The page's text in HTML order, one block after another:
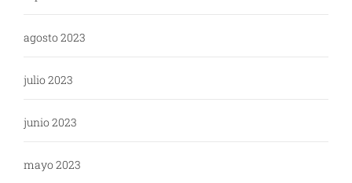
agosto 2023
julio 2023
junio 2023
mayo 2023